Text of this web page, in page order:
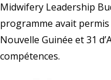
Midwifery Leadership
programme avait
Nouvelle Guinée et 31
compétences.